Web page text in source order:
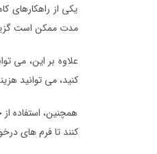
یکی از راهکارهای
مدت ممکن است
علاوه بر این، می
کنید، می توانید
همچنین، استفاده
کنند تا فرم های